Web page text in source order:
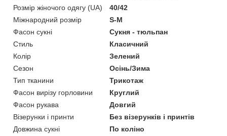
Розмір жіночого одягу (UA)
40/42
Міжнародний розмір
S-M
Фасон сукні
Сукня - тюльпан
Стиль
Класичний
Колір
Зелений
Сезон
Осінь/Зима
Тип тканини
Трикотаж
Фасон вирізу горловини
Круглий
Фасон рукава
Довгий
Візерунки і принти
Без візерунків і принтів
Довжина сукні
По коліно